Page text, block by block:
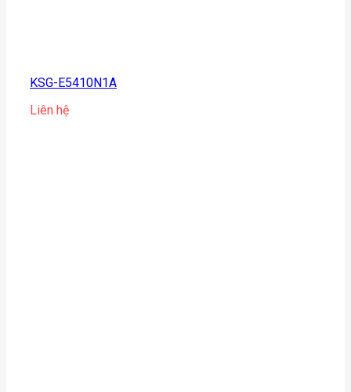
KSG-E5410N1A
Liên hệ